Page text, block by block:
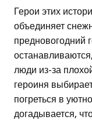
Герои этих
объединяет
предновогодний
люди из-за
героиня
погреться в
догадывается,